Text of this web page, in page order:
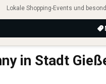
Lokale Shopping-Events und
in Stadt